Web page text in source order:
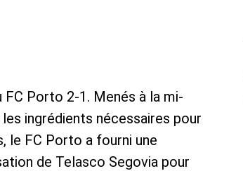
FC Porto 2-1. Menés à la mi-
ingrédients nécessaires pour
le FC Porto a fourni une
de Telasco Segovia pour